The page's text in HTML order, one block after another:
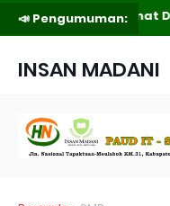
📣 Pengumuman:
Selamat
INSAN MADANI